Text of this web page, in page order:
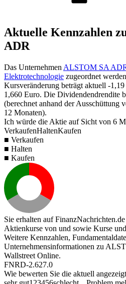
Aktuelle Kennzahlen
ADR
Das Unternehmen ALSTOM SA
Elektrotechnologie zugeordnet
Kursveränderung beträgt aktuell -1,19
1,660 Euro. Die Dividendendrendite
(berechnet anhand der Ausschüttung
12 Monaten).
Ich würde die Aktie auf Sicht von 6
VerkaufenHaltenKaufen
■ Verkaufen
■ Halten
■ Kaufen
Sie erhalten auf
Aktienkurse von und sowie Kurse
Weitere Kennzahlen,
Unternehmensinformationen zu
Wallstreet Online.
FNRD-2.627.0
Wie bewerten Sie die aktuell